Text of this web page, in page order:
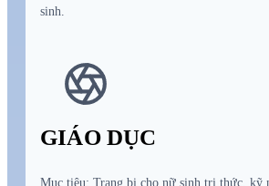
sinh.
GIÁO DỤC
Mục tiêu: Trang bị cho nữ sinh tri thức, kỹ